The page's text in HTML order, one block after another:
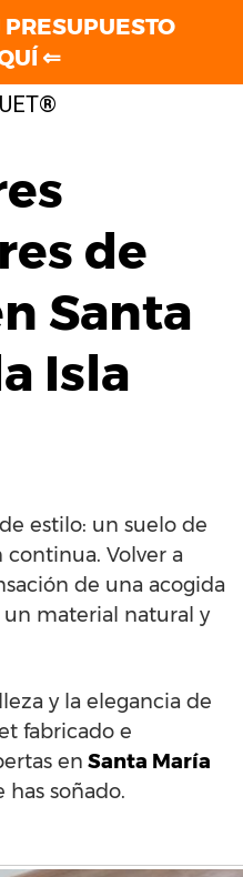
de
Santa
Isla
estilo: un suelo de
Volver a
de una acogida
material natural y
y la elegancia de
fabricado e
en Santa María
has soñado.
⇐